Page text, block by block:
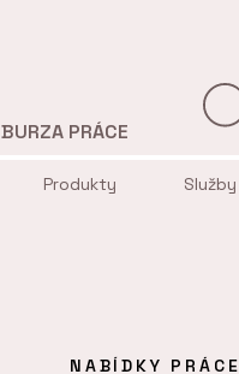
Produkty Služby
BURZA PRÁCE
NABÍDKY PRÁCE